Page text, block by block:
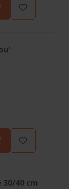
40 cm